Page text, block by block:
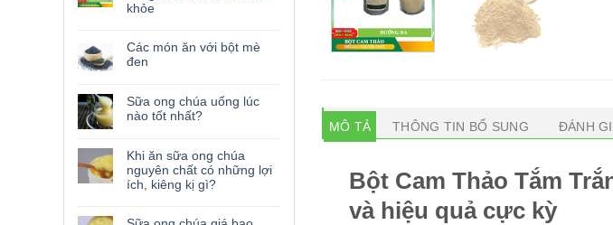
khỏe
Các món ăn với bột mè
đen
Sữa ong chúa uống lúc
nào tốt nhất?
Khi ăn sữa ong chúa
nguyên chất có những lợi
ích, kiêng kị gì?
MÔ TẢ THÔNG TIN BỔ SUNG ĐÁNH
Bột Cam Thảo Tắm
và hiệu quả cực kỳ